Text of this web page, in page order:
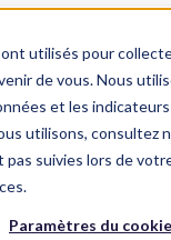
utilisés pour
de vous. Nous
et les
utilisons,
suivies lors de
Paramètres du